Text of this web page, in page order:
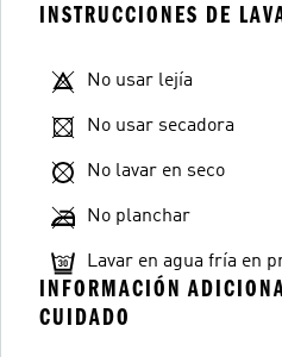
INSTRUCCIONES DE
No usar lejía
No usar secadora
No lavar en seco
No planchar
Lavar en agua fría en
INFORMACIÓN
CUIDADO